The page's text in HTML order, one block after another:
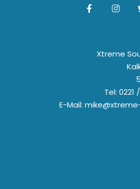
Xtreme
Tel: 0221
E-Mail: